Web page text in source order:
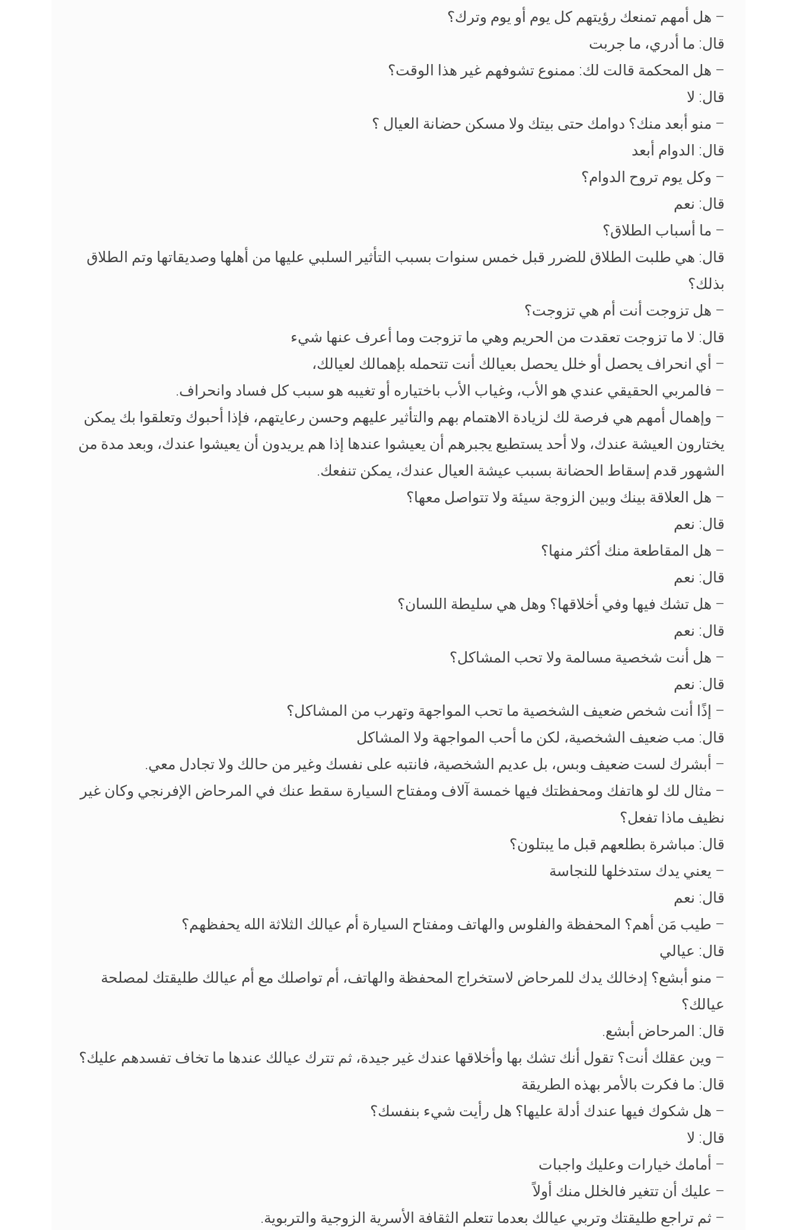
– هل أمهم تمنعك رؤيتهم كل يوم أو يوم وترك؟
قال: ما أدري، ما جربت
– هل المحكمة قالت لك: ممنوع تشوفهم غير هذا الوقت؟
قال: لا
– منو أبعد منك؟ دوامك حتى بيتك ولا مسكن حضانة العيال ؟
قال: الدوام أبعد
– وكل يوم تروح الدوام؟
قال: نعم
– ما أسباب الطلاق؟
قال: هي طلبت الطلاق للضرر قبل خمس سنوات بسبب التأثير السلبي عليها من أهلها وصديقاتها وتم الطلاق
بذلك؟
– هل تزوجت أنت أم هي تزوجت؟
قال: لا ما تزوجت تعقدت من الحريم وهي ما تزوجت وما أعرف عنها شيء
– أي انحراف يحصل أو خلل يحصل بعيالك أنت تتحمله بإهمالك لعيالك،
– فالمربي الحقيقي عندي هو الأب، وغياب الأب باختياره أو تغيبه هو سبب كل فساد وانحراف.
– وإهمال أمهم هي فرصة لك لزيادة الاهتمام بهم والتأثير عليهم وحسن رعايتهم، فإذا أحبوك وتعلقوا بك يمكن
يختارون العيشة عندك، ولا أحد يستطيع يجبرهم أن يعيشوا عندها إذا هم يريدون أن يعيشوا عندك، وبعد مدة من
الشهور قدم إسقاط الحضانة بسبب عيشة العيال عندك، يمكن تنفعك.
– هل العلاقة بينك وبين الزوجة سيئة ولا تتواصل معها؟
قال: نعم
– هل المقاطعة منك أكثر منها؟
قال: نعم
– هل تشك فيها وفي أخلاقها؟ وهل هي سليطة اللسان؟
قال: نعم
– هل أنت شخصية مسالمة ولا تحب المشاكل؟
قال: نعم
– إذًا أنت شخص ضعيف الشخصية ما تحب المواجهة وتهرب من المشاكل؟
قال: مب ضعيف الشخصية، لكن ما أحب المواجهة ولا المشاكل
– أبشرك لست ضعيف وبس، بل عديم الشخصية، فانتبه على نفسك وغير من حالك ولا تجادل معي.
– مثال لك لو هاتفك ومحفظتك فيها خمسة آلاف ومفتاح السيارة سقط عنك في المرحاض الإفرنجي وكان غير
نظيف ماذا تفعل؟
قال: مباشرة بطلعهم قبل ما يبتلون؟
– يعني يدك ستدخلها للنجاسة
قال: نعم
– طيب مَن أهم؟ المحفظة والفلوس والهاتف ومفتاح السيارة أم عيالك الثلاثة الله يحفظهم؟
قال: عيالي
– منو أبشع؟ إدخالك يدك للمرحاض لاستخراج المحفظة والهاتف، أم تواصلك مع أم عيالك طليقتك لمصلحة
عيالك؟
قال: المرحاض أبشع.
– وين عقلك أنت؟ تقول أنك تشك بها وأخلاقها عندك غير جيدة، ثم تترك عيالك عندها ما تخاف تفسدهم عليك؟
قال: ما فكرت بالأمر بهذه الطريقة
– هل شكوك فيها عندك أدلة عليها؟ هل رأيت شيء بنفسك؟
قال: لا
– أمامك خيارات وعليك واجبات
– عليك أن تتغير فالخلل منك أولاً
– ثم تراجع طليقتك وتربي عيالك بعدما تتعلم الثقافة الأسرية الزوجية والتربوية.